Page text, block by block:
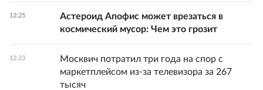
12:25
Астероид Апофис может врезаться в
космический мусор: Чем это грозит
12:23
Москвич потратил три года на спор с
маркетплейсом из-за телевизора за 267
тысяч